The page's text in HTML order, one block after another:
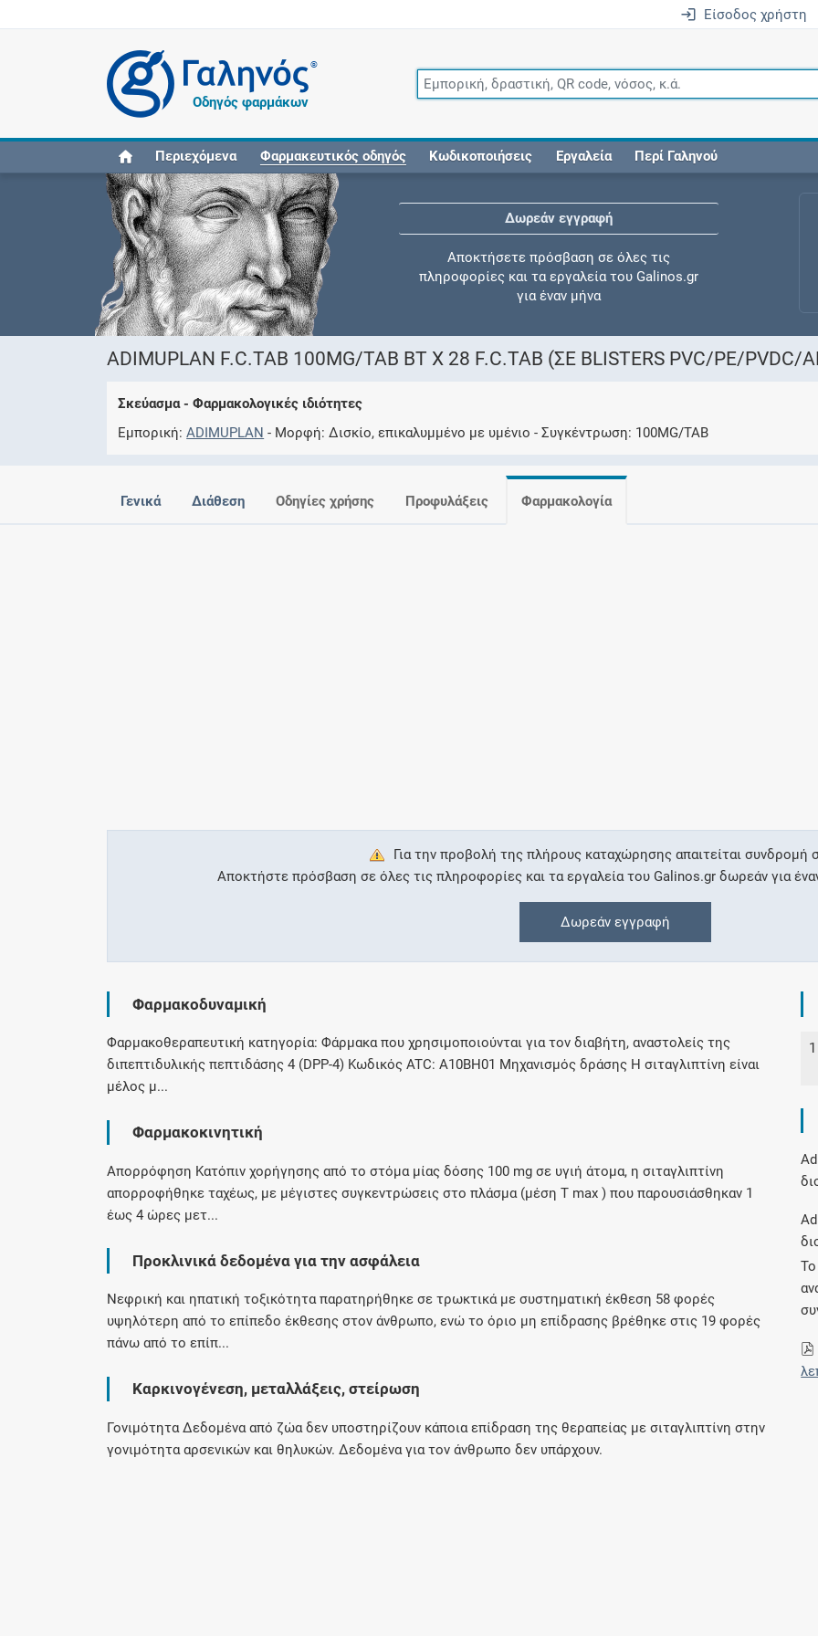
Είσοδος χρήστη
®
Οδηγός φαρμάκων
Περιεχόμενα Φαρμακευτικός οδηγός Κωδικοποιήσεις Εργαλεία Περί Γαληνού
Δωρεάν εγγραφή
Αποκτήσετε πρόσβαση σε όλες τις
πληροφορίες και τα εργαλεία του Galinos.gr
για έναν μήνα
Ελέγξτε την αγωγή σας για αντενδείξεις και
Συνδρομές
Μάθετε περισσότερα για τα οφέλη και τις
επιπλέον παροχές των συνδρομητικών
Ενδείξεις και αγωγές
Γνωρίζατε ότι...
ADIMUPLAN F.C.TAB 100MG/TAB BT X 28 F.C.TAB (ΣΕ BLISTERS PVC/PE/PVDC/
Σκεύασμα - Φαρμακολογικές ιδιότητες
Εμπορική ADIMUPLAN Μορφή Δισκίο, επικαλυμμένο με υμένιο Συγκέντρωση 100MG/TAB
Γενικά Διάθεση Οδηγίες χρήσης Προφυλάξεις Φαρμακολογία
Για την προβολή της πλήρους καταχώρησης απαιτείται συνδρομή
Αποκτήστε πρόσβαση σε όλες τις πληροφορίες και τα εργαλεία του Galinos.gr δωρεάν για
Δωρεάν εγγραφή
Φαρμακοδυναμική
Φαρμακοθεραπευτική κατηγορία: Φάρμακα που χρησιμοποιούνται για τον διαβήτη, αναστολείς της
διπεπτιδυλικής πεπτιδάσης 4 (DPP-4) Κωδικός ATC: A10BH01 Μηχανισμός δράσης Η σιταγλιπτίνη είναι
μέλος μ...
Φαρμακοκινητική
Απορρόφηση Κατόπιν χορήγησης από το στόμα μίας δόσης 100 mg σε υγιή άτομα, η σιταγλιπτίνη
απορροφήθηκε ταχέως, με μέγιστες συγκεντρώσεις στο πλάσμα (μέση T max ) που παρουσιάσθηκαν 1
έως 4 ώρες μετ...
Προκλινικά δεδομένα για την ασφάλεια
Νεφρική και ηπατική τοξικότητα παρατηρήθηκε σε τρωκτικά με συστηματική έκθεση 58 φορές
υψηλότερη από το επίπεδο έκθεσης στον άνθρωπο, ενώ το όριο μη επίδρασης βρέθηκε στις 19 φορές
πάνω από το επίπ...
Καρκινογένεση, μεταλλάξεις, στείρωση
Γονιμότητα Δεδομένα από ζώα δεν υποστηρίζουν κάποια επίδραση της θεραπείας με σιταγλιπτίνη στην
γονιμότητα αρσενικών και θηλυκών. Δεδομένα για τον άνθρωπο δεν υπάρχουν.
1